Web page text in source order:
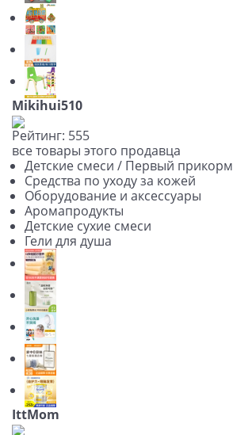
Mikihui510
Рейтинг: 555
все товары этого продавца
Детские смеси / Первый прикорм
Средства по уходу за кожей
Оборудование и аксессуары
Аромапродукты
Детские сухие смеси
Гели для душа
IttMom